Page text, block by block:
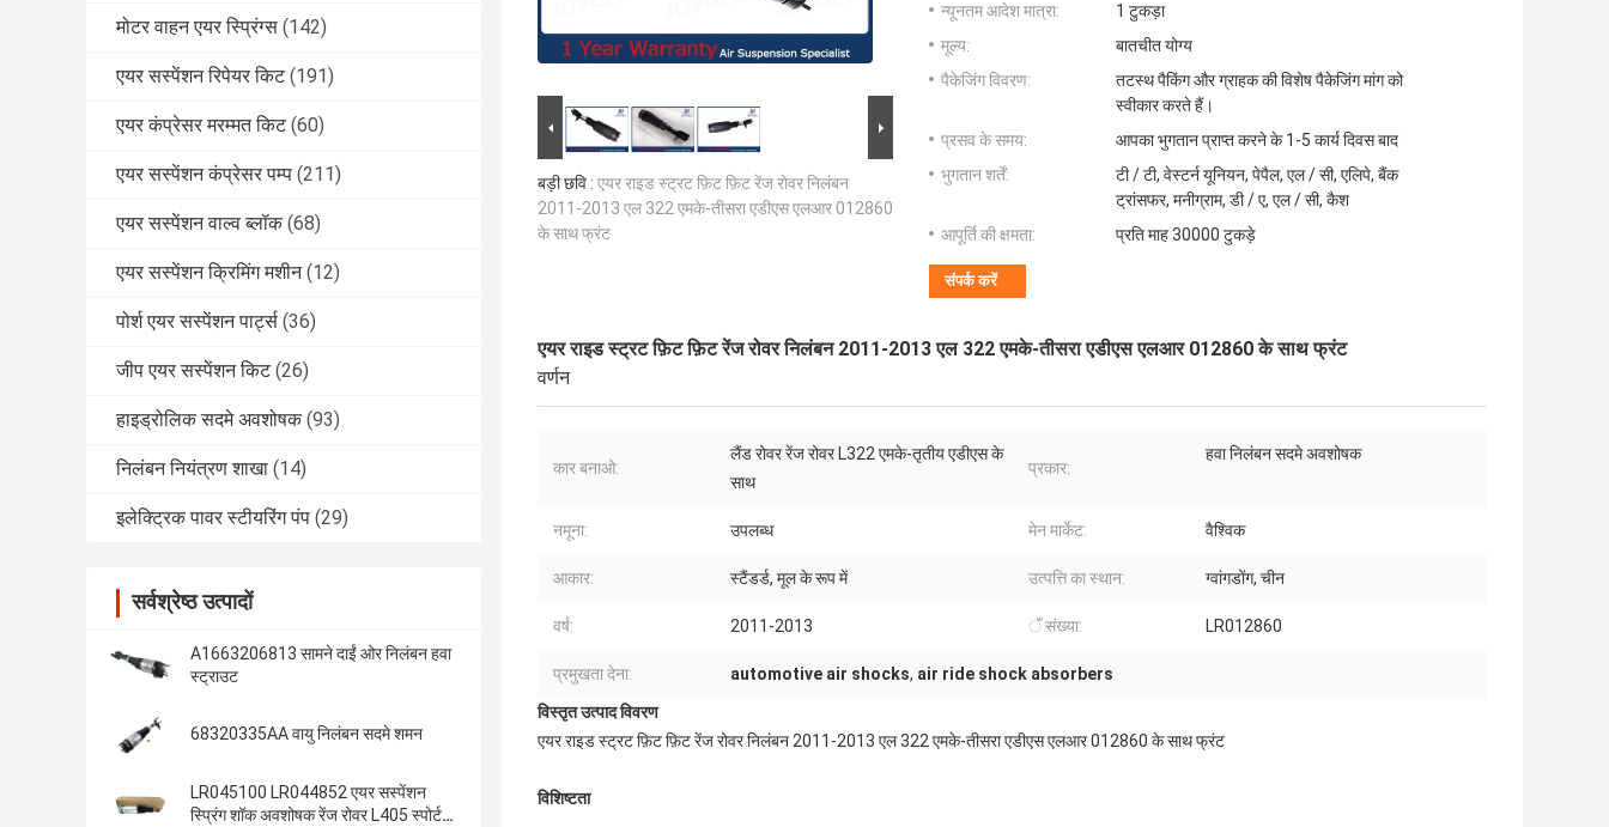
मोटर वाहन एयर स्प्रिंग्स (142)
एयर सस्पेंशन रिपेयर किट (191)
एयर कंप्रेसर मरम्मत किट (60)
एयर सस्पेंशन कंप्रेसर पम्प (211)
एयर सस्पेंशन वाल्व ब्लॉक (68)
एयर सस्पेंशन क्रिमिंग मशीन (12)
पोर्श एयर सस्पेंशन पार्ट्स (36)
जीप एयर सस्पेंशन किट (26)
हाइड्रोलिक सदमे अवशोषक (93)
निलंबन नियंत्रण शाखा (14)
इलेक्ट्रिक पावर स्टीयरिंग पंप (29)
सर्वश्रेष्ठ उत्पादों
A1663206813 सामने दाईं ओर निलंबन हवा
स्ट्राउट
68320335AA वायु निलंबन सदमे शमन
LR045100 LR044852 एयर सस्पेंशन
स्प्रिंग शॉक अवशोषक रेंज रोवर L405 स्पोर्ट
बड़ी छवि : एयर राइड स्ट्रट फ़िट फ़िट रेंज रोवर निलंबन
2011-2013 एल 322 एमके-तीसरा एडीएस एलआर 012860
के साथ फ्रंट
न्यूनतम आदेश मात्रा:
1 टुकड़ा
मूल्य:
बातचीत योग्य
पैकेजिंग विवरण:
तटस्थ पैकिंग और ग्राहक की विशेष पैकेजिंग मांग को
स्वीकार करते हैं।
प्रसव के समय:
आपका भुगतान प्राप्त करने के 1-5 कार्य दिवस बाद
भुगतान शर्तें:
टी / टी, वेस्टर्न यूनियन, पेपैल, एल / सी, एलिपे, बैंक
ट्रांसफर, मनीग्राम, डी / ए, एल / सी, कैश
आपूर्ति की क्षमता:
प्रति माह 30000 टुकड़े
संपर्क करें
एयर राइड स्ट्रट फ़िट फ़िट रेंज रोवर निलंबन 2011-2013 एल 322 एमके-तीसरा एडीएस एलआर 012860 के साथ फ्रंट
वर्णन
कार बनाओ:
लैंड रोवर रेंज रोवर L322 एमके-तृतीय एडीएस के
साथ
प्रकार:
हवा निलंबन सदमे अवशोषक
नमूना: उपलब्ध मेन मार्केट: वैश्विक
आकार: स्टैंडर्ड, मूल के रूप में उत्पत्ति का स्थान: ग्वांगडोंग, चीन
वर्ष: 2011-2013 ँ संख्या: LR012860
प्रमुखता देना: automotive air shocks, air ride shock absorbers
विस्तृत उत्पाद विवरण
एयर राइड स्ट्रट फ़िट फ़िट रेंज रोवर निलंबन 2011-2013 एल 322 एमके-तीसरा एडीएस एलआर 012860 के साथ फ्रंट
विशिष्टता